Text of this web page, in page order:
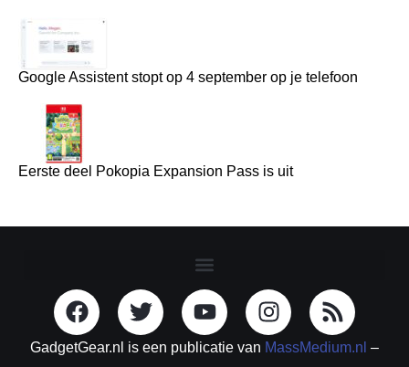
Google Assistent stopt op 4 september op je telefoon
Eerste deel Pokopia Expansion Pass is uit
GadgetGear.nl is een publicatie van MassMedium.nl –